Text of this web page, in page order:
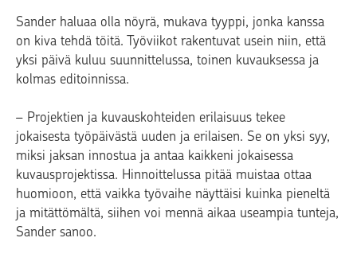
Sander haluaa olla nöyrä, mukava tyyppi, jonka kanssa
on kiva tehdä töitä. Työviikot rakentuvat usein niin, että
yksi päivä kuluu suunnittelussa, toinen kuvauksessa ja
kolmas editoinnissa.
– Projektien ja kuvauskohteiden erilaisuus tekee
jokaisesta työpäivästä uuden ja erilaisen. Se on yksi syy,
miksi jaksan innostua ja antaa kaikkeni jokaisessa
kuvausprojektissa. Hinnoittelussa pitää muistaa ottaa
huomioon, että vaikka työvaihe näyttäisi kuinka pieneltä
ja mitättömältä, siihen voi mennä aikaa useampia tunteja,
Sander sanoo.